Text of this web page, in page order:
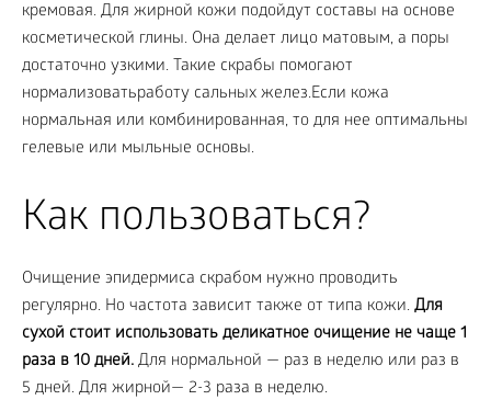
кремовая. Для жирной кожи подойдут составы на основе
косметической глины. Она делает лицо матовым, а поры
достаточно узкими. Такие скрабы помогают
нормализоватьработу сальных желез.Если кожа
нормальная или комбинированная, то для нее оптимальны
гелевые или мыльные основы.
Как пользоваться?
Очищение эпидермиса скрабом нужно проводить
регулярно. Но частота зависит также от типа кожи. Для
сухой стоит использовать деликатное очищение не чаще 1
раза в 10 дней. Для нормальной — раз в неделю или раз в
5 дней. Для жирной— 2-3 раза в неделю.